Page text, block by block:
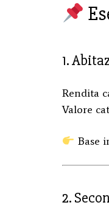
1.
Rendita
Valore
Base
2.